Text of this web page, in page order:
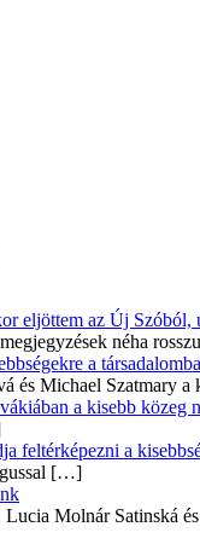
eljöttem az Új Szóból,
néha
a
és Michael Szatmary a
a kisebb közeg
feltérképezni a
[…]
Molnár Satinská és